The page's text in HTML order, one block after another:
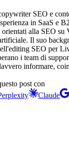
SEO e
in SaaS e
alla SEO su
Il suo
SEO per
i team di
informare,
post con
Claude